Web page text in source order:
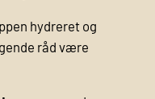
hydreret og
råd være